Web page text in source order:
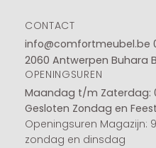
CONTACT
info@comfortmeubel.be
2060 Antwerpen Buhara
OPENINGSUREN
Maandag t/m Zaterdag:
Gesloten Zondag en
Openingsuren Magazijn:
zondag en dinsdag